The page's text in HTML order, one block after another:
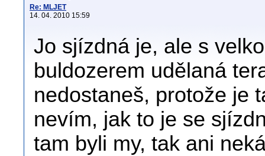
Re: MLJET
14. 04. 2010 15:59
Jo sjízdná je, ale s
buldozerem udělaná
nedostaneš, protože je
nevím, jak to je se
tam byli my, tak ani